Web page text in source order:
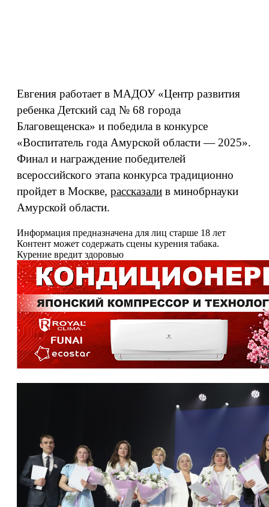
Евгения работает в МАДОУ «Центр развития
ребенка Детский сад № 68 города
Благовещенска» и победила в конкурсе
«Воспитатель года Амурской области — 2025».
Финал и награждение победителей
всероссийского этапа конкурса традиционно
пройдет в Москве, рассказали в минобрнауки
Амурской области.
Информация предназначена для лиц старше 18 лет
Контент может содержать сцены курения табака.
Курение вредит здоровью